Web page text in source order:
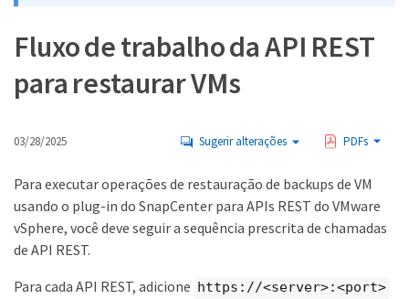
Fluxo de trabalho da API REST
para restaurar VMs
03/28/2025 Sugerir alterações PDFs
Para executar operações de restauração de backups de VM
usando o plug-in do SnapCenter para APIs REST do VMware
vSphere, você deve seguir a sequência prescrita de chamadas
de API REST.
Para cada API REST, adicione https://<server>:<port>